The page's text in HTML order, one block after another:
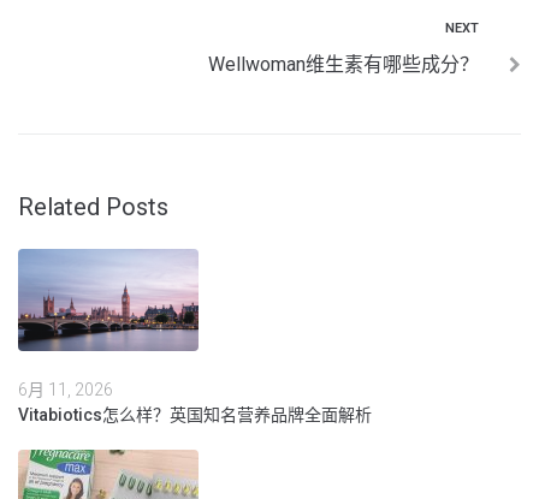
NEXT
Wellwoman维生素有哪些成分？
Related Posts
6月 11, 2026
Vitabiotics怎么样？英国知名营养品牌全面解析